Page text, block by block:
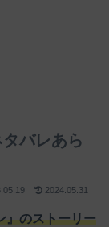
バレあら
2024.05.31
』のストーリー